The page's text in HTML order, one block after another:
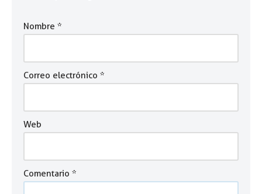
Nombre *
Correo electrónico *
Web
Comentario *